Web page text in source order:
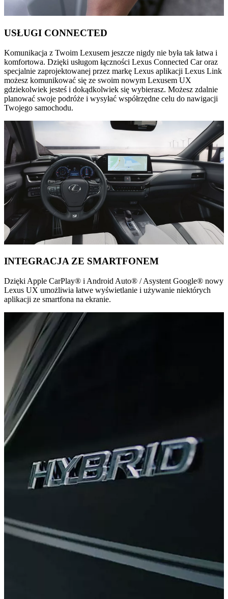
USŁUGI CONNECTED
Komunikacja z Twoim Lexusem jeszcze nigdy nie była tak łatwa i
komfortowa. Dzięki usługom łączności Lexus Connected Car oraz
specjalnie zaprojektowanej przez markę Lexus aplikacji Lexus Link
możesz komunikować się ze swoim nowym Lexusem UX
gdziekolwiek jesteś i dokądkolwiek się wybierasz. Możesz zdalnie
planować swoje podróże i wysyłać współrzędne celu do nawigacji
Twojego samochodu.
INTEGRACJA ZE SMARTFONEM
Dzięki Apple CarPlay® i Android Auto® / Asystent Google® nowy
Lexus UX umożliwia łatwe wyświetlanie i używanie niektórych
aplikacji ze smartfona na ekranie.